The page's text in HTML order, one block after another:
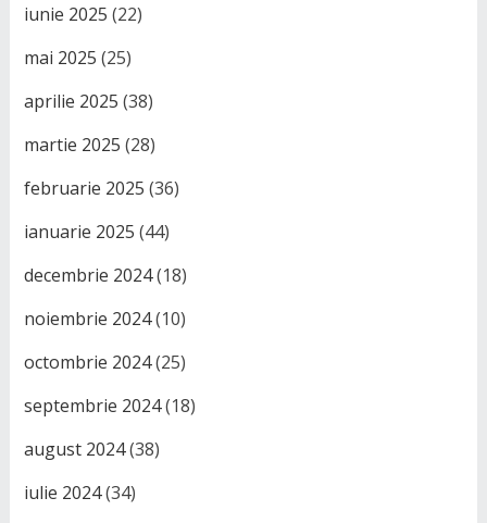
iunie 2025 (22)
mai 2025 (25)
aprilie 2025 (38)
martie 2025 (28)
februarie 2025 (36)
ianuarie 2025 (44)
decembrie 2024(18)
noiembrie 2024(10)
octombrie 2024(25)
septembrie 2024(18)
august 2024(38)
iulie 2024(34)